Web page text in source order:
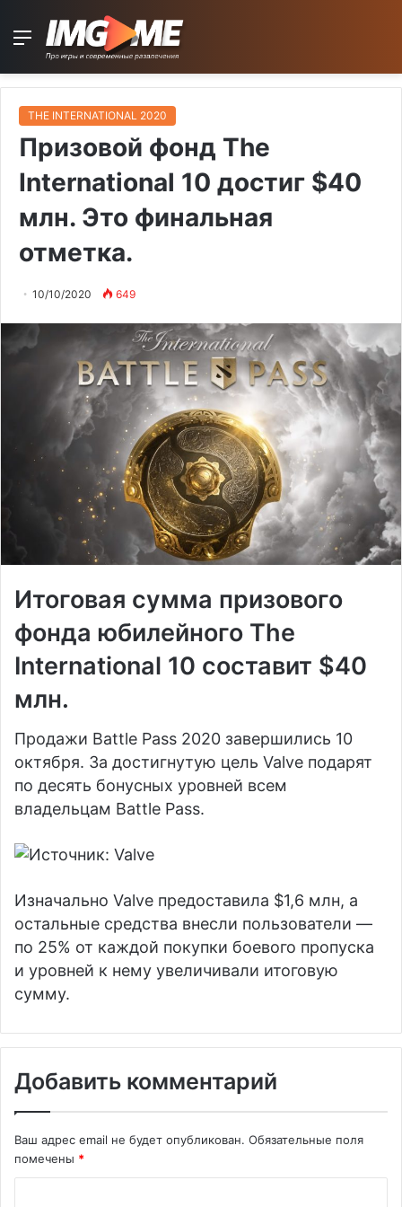
Menu
THE INTERNATIONAL 2020
Призовой фонд The
International 10 достиг $40
млн. Это финальная
отметка.
10/10/2020 649
Итоговая сумма призового
фонда юбилейного The
International 10 составит $40
млн.
Продажи Battle Pass 2020 завершились 10
октября. За достигнутую цель Valve подарят
по десять бонусных уровней всем
владельцам Battle Pass.
Изначально Valve предоставила $1,6 млн, а
остальные средства внесли пользователи —
по 25% от каждой покупки боевого пропуска
и уровней к нему увеличивали итоговую
сумму.
Добавить комментарий
Ваш адрес email не будет опубликован. Обязательные поля
помечены *